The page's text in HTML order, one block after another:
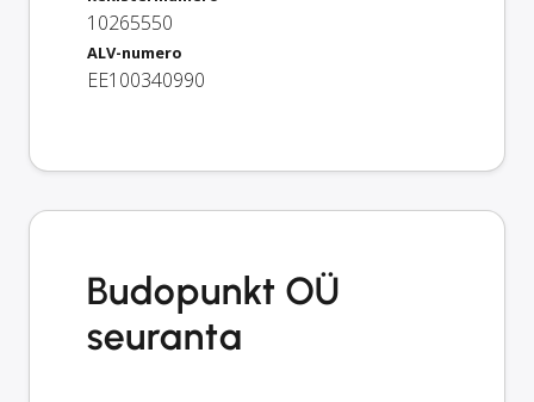
10265550
ALV-numero
EE100340990
Budopunkt OÜ
seuranta